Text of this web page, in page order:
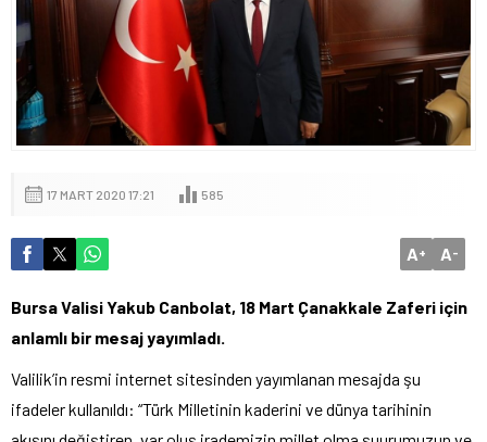
17 MART 2020 17:21 585
A+ A-
Bursa Valisi Yakub Canbolat, 18 Mart Çanakkale Zaferi için
anlamlı bir mesaj yayımladı.
Valilik’in resmi internet sitesinden yayımlanan mesajda şu
ifadeler kullanıldı: “Türk Milletinin kaderini ve dünya tarihinin